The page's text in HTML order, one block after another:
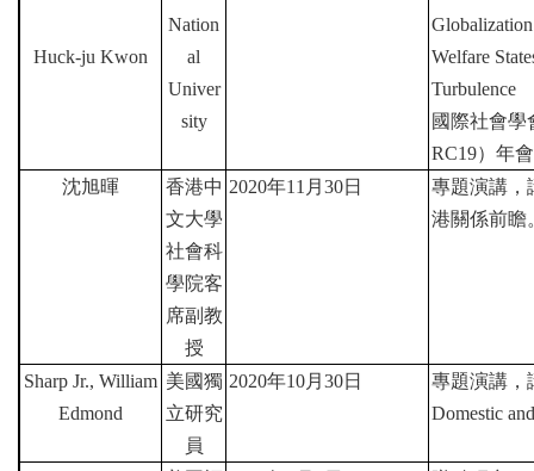
Huck-ju Kwon
Nation
al
Univer
sity
Welfare
Turbulence
國際社會學
RC19）年會
沈旭暉
香港中
文大學
社會科
學院客
席副教
授
2020年11 月 30日
專題演講，
港關係前瞻
Sharp Jr., William
Edmond
美國獨
立研究
員
2020年10月 30日
專題演講，
Domestic